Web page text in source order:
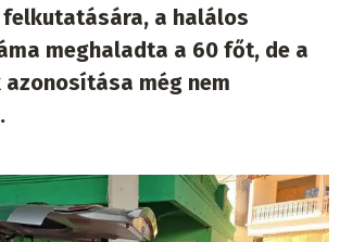
a halálos
meghaladta a 60 főt, de a
még nem